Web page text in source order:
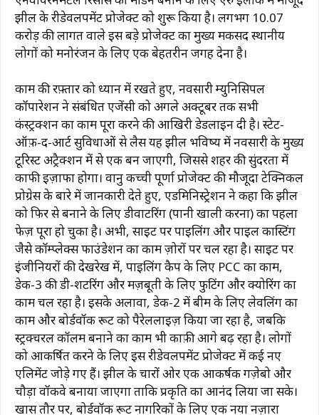
झील के रीडेवलपमेंट प्रोजेक्ट को शुरू किया है। लगभग ₹10.07
करोड़ की लागत वाले इस बड़े प्रोजेक्ट का मुख्य मकसद स्थानीय
लोगों को मनोरंजन के लिए एक बेहतरीन जगह देना है।
काम की रफ़्तार को ध्यान में रखते हुए, नवसारी म्युनिसिपल
कॉर्पोरेशन ने संबंधित एजेंसी को अगले अक्टूबर तक सभी
कंस्ट्रक्शन का काम पूरा करने की आखिरी डेडलाइन दी है। स्टेट-
ऑफ़-द-आर्ट सुविधाओं से लैस यह झील भविष्य में नवसारी के मुख्य
टूरिस्ट अट्रैक्शन में से एक बन जाएगी, जिससे शहर की सुंदरता में
काफी इज़ाफा होगा। वानु कच्ची पूर्णा प्रोजेक्ट की मौजूदा टेक्निकल
प्रोग्रेस के बारे में जानकारी देते हुए, एडमिनिस्ट्रेशन ने कहा कि झील
को फिर से बनाने के लिए डीवाटरिंग (पानी खाली करना) का पहला
फेज़ पूरा हो चुका है। अभी, साइट पर पाइलिंग और पाइल कास्टिंग
जैसे कॉम्प्लेक्स फाउंडेशन का काम ज़ोरों पर चल रहा है। साइट पर
इंजीनियरों की देखरेख में, पाइलिंग कैप के लिए PCC का काम,
डेक-3 की डी-शटरिंग और मज़बूती के लिए फुटिंग और क्योरिंग का
काम चल रहा है। इसके अलावा, डेक-2 में बीम के लिए लेवलिंग का
काम और बोर्डवॉक रूट को पैरेललाइज़ किया जा रहा है, जबकि
स्ट्रक्चरल कॉलम बनाने का काम भी काफ़ी आगे बढ़ रहा है। लोगों
को आकर्षित करने के लिए इस रीडेवलपमेंट प्रोजेक्ट में कई नए
एलिमेंट जोड़े गए हैं। झील के चारों ओर एक आकर्षक गज़ेबो और
चौड़ा वॉकवे बनाया जाएगा ताकि प्रकृति का आनंद लिया जा सके।
खास तौर पर, बोर्डवॉक रूट नागरिकों के लिए एक नया नज़ारा